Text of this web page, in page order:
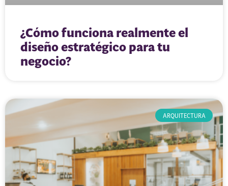
¿Cómo funciona realmente el
diseño estratégico para tu
negocio?
ARQUITECTURA